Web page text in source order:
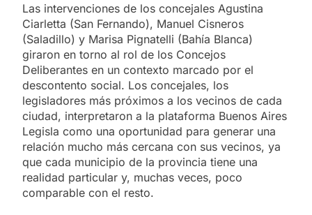
Las intervenciones de los concejales Agustina
Ciarletta (San Fernando), Manuel Cisneros
(Saladillo) y Marisa Pignatelli (Bahía Blanca)
giraron en torno al rol de los Concejos
Deliberantes en un contexto marcado por el
descontento social. Los concejales, los
legisladores más próximos a los vecinos de cada
ciudad, interpretaron a la plataforma Buenos Aires
Legisla como una oportunidad para generar una
relación mucho más cercana con sus vecinos, ya
que cada municipio de la provincia tiene una
realidad particular y, muchas veces, poco
comparable con el resto.